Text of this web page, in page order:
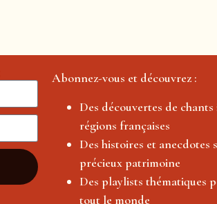
Abonnez-vous et découvrez :
Des découvertes de chants
régions françaises
Des histoires et
précieux patrimoine
Des playlists thématiques
tout le monde